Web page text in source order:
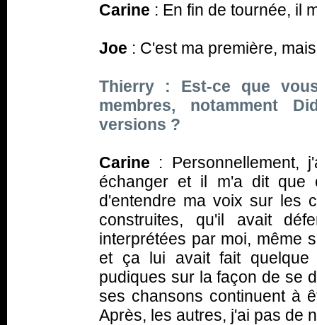
Carine : En fin de tournée, il
Joe : C'est ma première,
Thierry : Est-ce que
membres, notamment
versions ?
Carine : Personnellement,
échanger et il m'a dit que
d'entendre ma voix sur les
construites, qu'il avait
interprétées par moi, même
et ça lui avait fait quelque
pudiques sur la façon de se
ses chansons continuent à
Après, les autres, j'ai pas de